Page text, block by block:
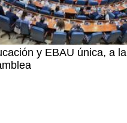
y EBAU única, a la